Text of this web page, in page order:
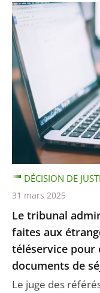
Le tribunal
faites aux
téléservice pour
documents de
Le juge des
DÉCISION DE
31 mars 2025